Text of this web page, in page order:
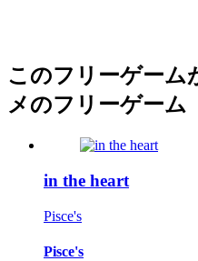
このフリーゲーム
メのフリーゲーム
in the heart
Pisce's
Pisce's